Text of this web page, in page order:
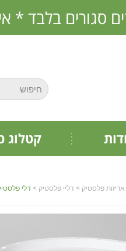
בלבד * אין מכירה
חפש:
קטלוג
אריזות פלסטיק > דליי פלסטיק > דלי פלסטיק 25 ליטר + מכסה וידית